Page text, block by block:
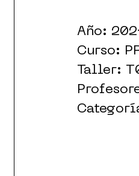
Año:
Curso:
Taller: